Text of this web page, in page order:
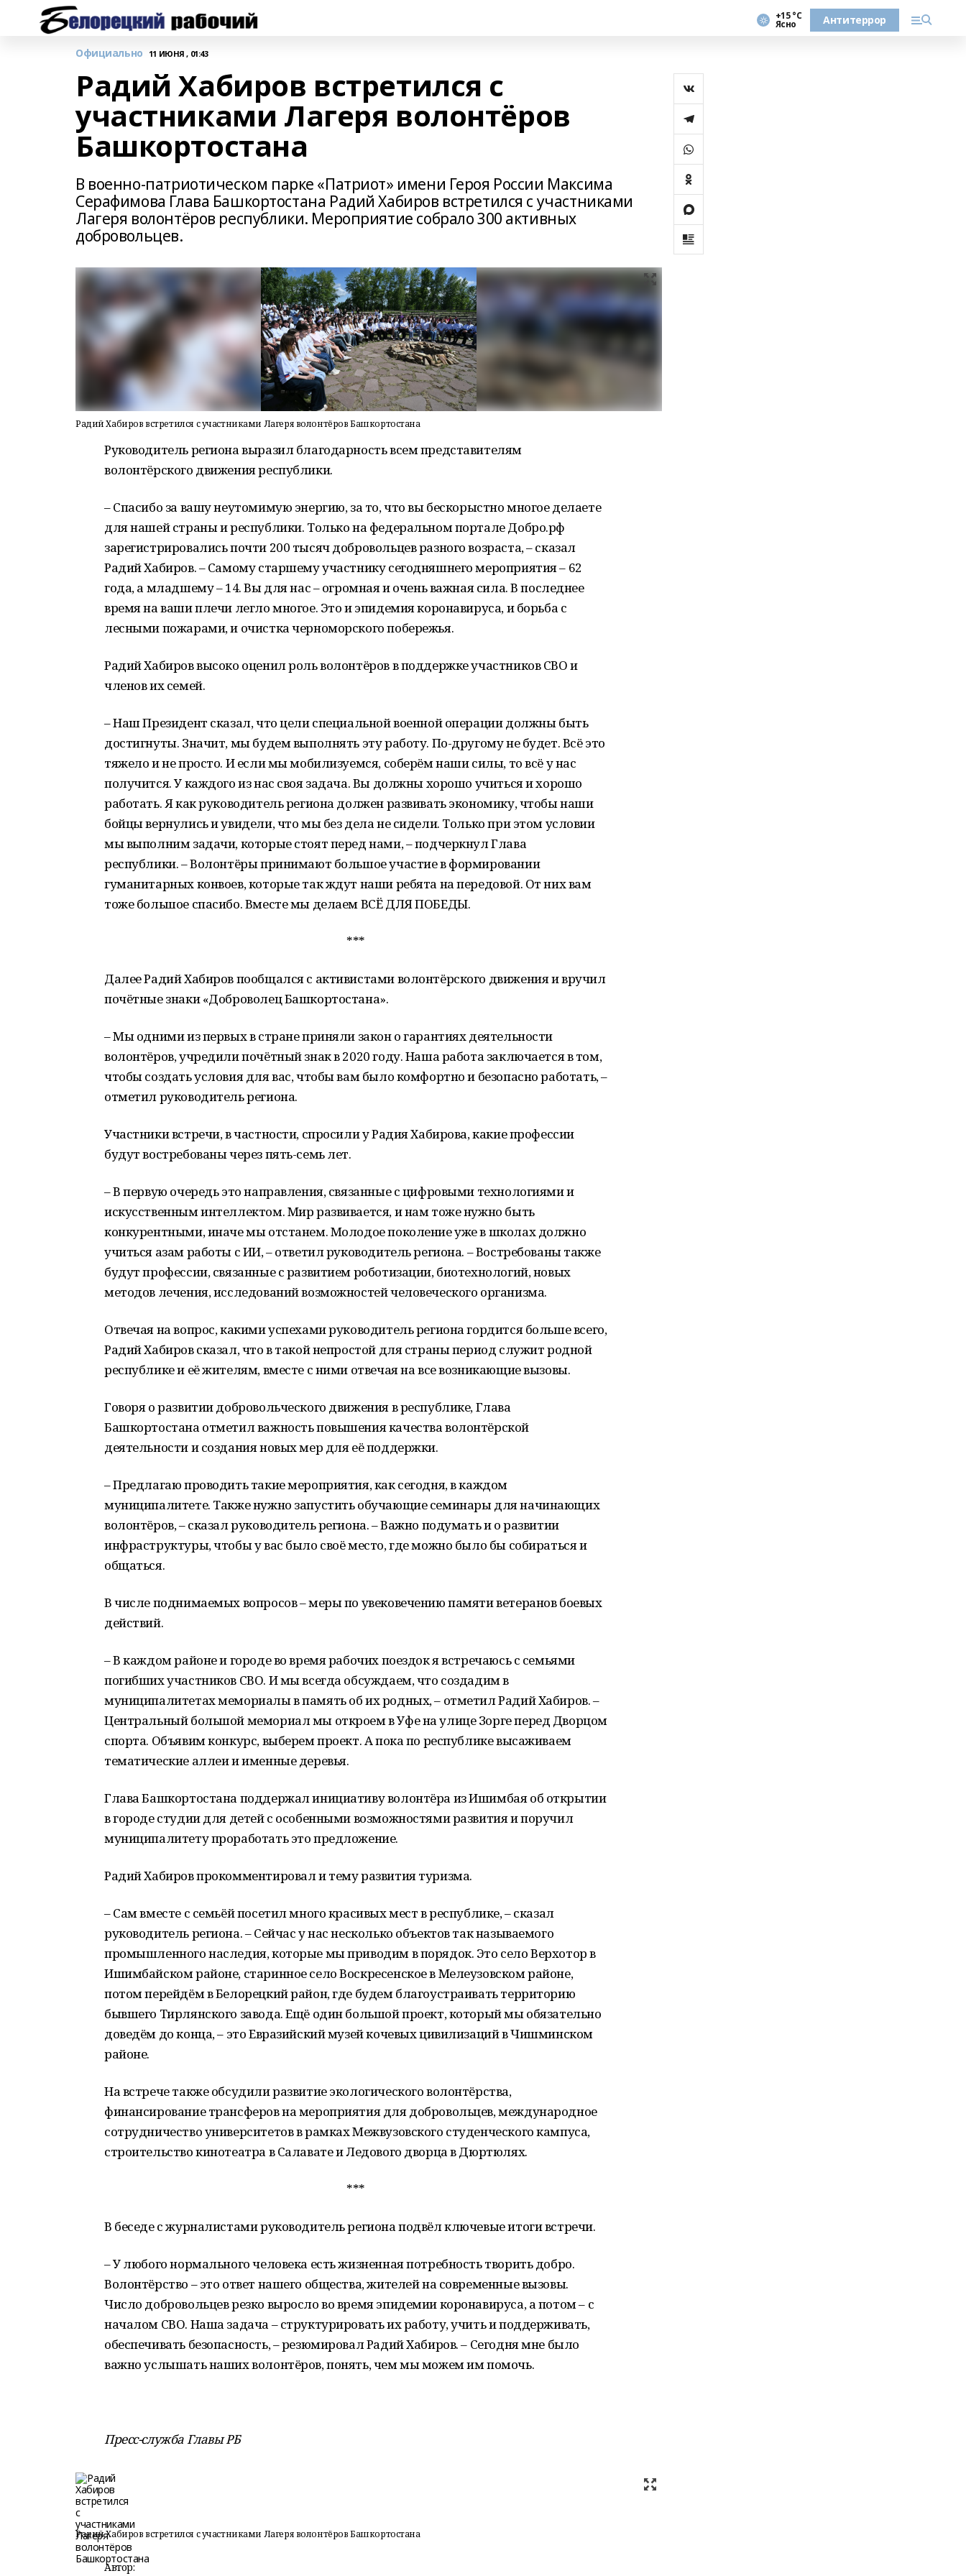
+15 °С
Ясно Антитеррор
Официально 11 ИЮНЯ , 01:43
Радий Хабиров встретился с
участниками Лагеря волонтёров
Башкортостана
В военно-патриотическом парке «Патриот» имени Героя России Максима
Серафимова Глава Башкортостана Радий Хабиров встретился с участниками
Лагеря волонтёров республики. Мероприятие собрало 300 активных
добровольцев.
Радий Хабиров встретился с участниками Лагеря волонтёров Башкортостана
Руководитель региона выразил благодарность всем представителям
волонтёрского движения республики.
– Спасибо за вашу неутомимую энергию, за то, что вы бескорыстно многое делаете
для нашей страны и республики. Только на федеральном портале Добро.рф
зарегистрировались почти 200 тысяч добровольцев разного возраста, – сказал
Радий Хабиров. – Самому старшему участнику сегодняшнего мероприятия – 62
года, а младшему – 14. Вы для нас – огромная и очень важная сила. В последнее
время на ваши плечи легло многое. Это и эпидемия коронавируса, и борьба с
лесными пожарами, и очистка черноморского побережья.
Радий Хабиров высоко оценил роль волонтёров в поддержке участников СВО и
членов их семей.
– Наш Президент сказал, что цели специальной военной операции должны быть
достигнуты. Значит, мы будем выполнять эту работу. По-другому не будет. Всё это
тяжело и не просто. И если мы мобилизуемся, соберём наши силы, то всё у нас
получится. У каждого из нас своя задача. Вы должны хорошо учиться и хорошо
работать. Я как руководитель региона должен развивать экономику, чтобы наши
бойцы вернулись и увидели, что мы без дела не сидели. Только при этом условии
мы выполним задачи, которые стоят перед нами, – подчеркнул Глава
республики. – Волонтёры принимают большое участие в формировании
гуманитарных конвоев, которые так ждут наши ребята на передовой. От них вам
тоже большое спасибо. Вместе мы делаем ВСЁ ДЛЯ ПОБЕДЫ.
***
Далее Радий Хабиров пообщался с активистами волонтёрского движения и вручил
почётные знаки «Доброволец Башкортостана».
– Мы одними из первых в стране приняли закон о гарантиях деятельности
волонтёров, учредили почётный знак в 2020 году. Наша работа заключается в том,
чтобы создать условия для вас, чтобы вам было комфортно и безопасно работать, –
отметил руководитель региона.
Участники встречи, в частности, спросили у Радия Хабирова, какие профессии
будут востребованы через пять-семь лет.
– В первую очередь это направления, связанные с цифровыми технологиями и
искусственным интеллектом. Мир развивается, и нам тоже нужно быть
конкурентными, иначе мы отстанем. Молодое поколение уже в школах должно
учиться азам работы с ИИ, – ответил руководитель региона. – Востребованы также
будут профессии, связанные с развитием роботизации, биотехнологий, новых
методов лечения, исследований возможностей человеческого организма.
Отвечая на вопрос, какими успехами руководитель региона гордится больше всего,
Радий Хабиров сказал, что в такой непростой для страны период служит родной
республике и её жителям, вместе с ними отвечая на все возникающие вызовы.
Говоря о развитии добровольческого движения в республике, Глава
Башкортостана отметил важность повышения качества волонтёрской
деятельности и создания новых мер для её поддержки.
– Предлагаю проводить такие мероприятия, как сегодня, в каждом
муниципалитете. Также нужно запустить обучающие семинары для начинающих
волонтёров, – сказал руководитель региона. – Важно подумать и о развитии
инфраструктуры, чтобы у вас было своё место, где можно было бы собираться и
общаться.
В числе поднимаемых вопросов – меры по увековечению памяти ветеранов боевых
действий.
– В каждом районе и городе во время рабочих поездок я встречаюсь с семьями
погибших участников СВО. И мы всегда обсуждаем, что создадим в
муниципалитетах мемориалы в память об их родных, – отметил Радий Хабиров. –
Центральный большой мемориал мы откроем в Уфе на улице Зорге перед Дворцом
спорта. Объявим конкурс, выберем проект. А пока по республике высаживаем
тематические аллеи и именные деревья.
Глава Башкортостана поддержал инициативу волонтёра из Ишимбая об открытии
в городе студии для детей с особенными возможностями развития и поручил
муниципалитету проработать это предложение.
Радий Хабиров прокомментировал и тему развития туризма.
– Сам вместе с семьёй посетил много красивых мест в республике, – сказал
руководитель региона. – Сейчас у нас несколько объектов так называемого
промышленного наследия, которые мы приводим в порядок. Это село Верхотор в
Ишимбайском районе, старинное село Воскресенское в Мелеузовском районе,
потом перейдём в Белорецкий район, где будем благоустраивать территорию
бывшего Тирлянского завода. Ещё один большой проект, который мы обязательно
доведём до конца, – это Евразийский музей кочевых цивилизаций в Чишминском
районе.
На встрече также обсудили развитие экологического волонтёрства,
финансирование трансферов на мероприятия для добровольцев, международное
сотрудничество университетов в рамках Межвузовского студенческого кампуса,
строительство кинотеатра в Салавате и Ледового дворца в Дюртюлях.
***
В беседе с журналистами руководитель региона подвёл ключевые итоги встречи.
– У любого нормального человека есть жизненная потребность творить добро.
Волонтёрство – это ответ нашего общества, жителей на современные вызовы.
Число добровольцев резко выросло во время эпидемии коронавируса, а потом – с
началом СВО. Наша задача – структурировать их работу, учить и поддерживать,
обеспечивать безопасность, – резюмировал Радий Хабиров. – Сегодня мне было
важно услышать наших волонтёров, понять, чем мы можем им помочь.
Пресс-служба Главы РБ
Радий Хабиров встретился с участниками Лагеря волонтёров Башкортостана
Автор: